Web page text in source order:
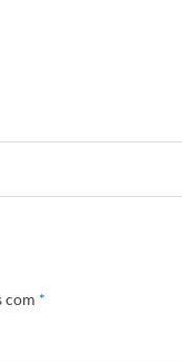
com *